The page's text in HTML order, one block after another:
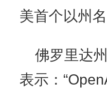
美首个以州
佛罗里达
表示：